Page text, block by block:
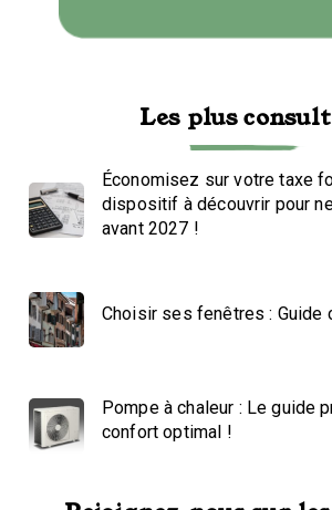
Les plus
Économisez sur votre taxe
dispositif à découvrir pour
avant 2027 !
Choisir ses fenêtres : Guide
Pompe à chaleur : Le guide
confort optimal !